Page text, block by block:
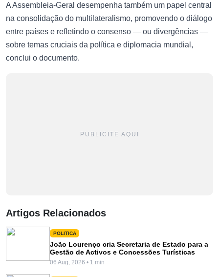
A Assembleia-Geral desempenha também um papel central
na consolidação do multilateralismo, promovendo o diálogo
entre países e refletindo o consenso — ou divergências —
sobre temas cruciais da política e diplomacia mundial,
conclui o documento.
PUBLICITE AQUI
Artigos Relacionados
POLITICA
João Lourenço cria Secretaria de Estado para a
Gestão de Activos e Concessões Turísticas
06 Aug, 2026 • 1 min